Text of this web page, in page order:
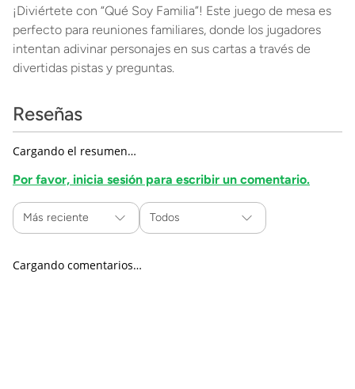
¡Diviértete con “Qué Soy Familia”! Este juego de mesa es
perfecto para reuniones familiares, donde los jugadores
intentan adivinar personajes en sus cartas a través de
divertidas pistas y preguntas.
Reseñas
Cargando el resumen…
Por favor, inicia sesión para escribir un comentario.
Más reciente Todos
Cargando comentarios…